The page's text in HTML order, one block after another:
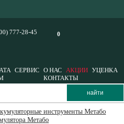
0
777-28-45
СЕРВИС О НАС АКЦИИ УЦЕНКА
КОНТАКТЫ
инструменты Метабо
Метабо